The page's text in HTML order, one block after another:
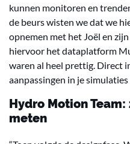
kunnen monitoren en
de beurs wisten we dat we
opnemen met het Joël en
hiervoor het dataplatform
waren al heel prettig. Direct
aanpassingen in je simulaties
Hydro Motion
meten